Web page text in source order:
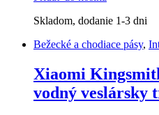
Skladom, dodanie 1-3 dni
Bežecké a chodiace pásy,
Xiaomi
vodný veslársky